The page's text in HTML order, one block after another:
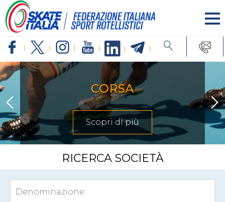
CORSA
Scopri di più
RICERCA SOCIETÀ